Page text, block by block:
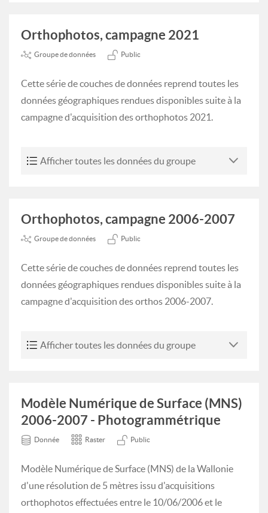
Orthophotos, campagne 2021
Groupe de données Public
Cette série de couches de données reprend toutes les
données géographiques rendues disponibles suite à la
campagne d'acquisition des orthophotos 2021.
Afficher toutes les données du groupe
Orthophotos, campagne 2006-2007
Groupe de données Public
Cette série de couches de données reprend toutes les
données géographiques rendues disponibles suite à la
campagne d'acquisition des orthos 2006-2007.
Afficher toutes les données du groupe
Modèle Numérique de Surface (MNS)
2006-2007 - Photogrammétrique
Donnée Raster Public
Modèle Numérique de Surface (MNS) de la Wallonie
d'une résolution de 5 mètres issu d'acquisitions
orthophotos effectuées entre le 10/06/2006 et le